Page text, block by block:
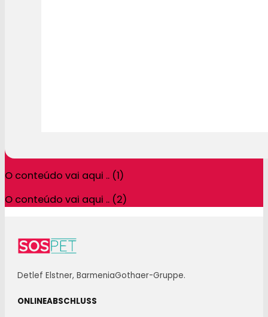
O conteúdo vai aqui .. (1)
O conteúdo vai aqui .. (2)
Detlef Elstner, BarmeniaGothaer-Gruppe.
ONLINEABSCHLUSS